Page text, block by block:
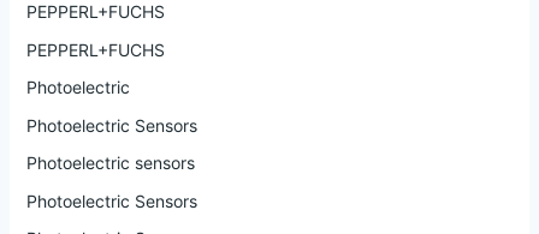
PEPPERL+FUCHS
PEPPERL+FUCHS
Photoelectric
Photoelectric Sensors
Photoelectric sensors
Photoelectric Sensors